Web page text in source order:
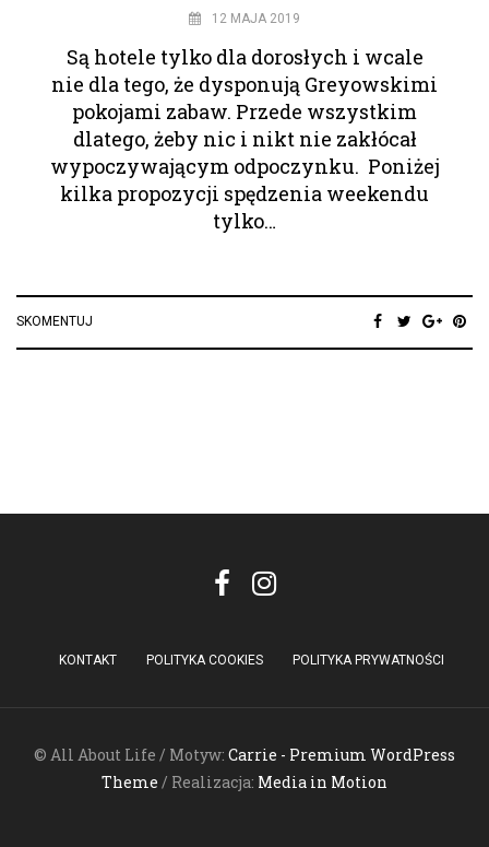
12 MAJA 2019
Są hotele tylko dla dorosłych i wcale
nie dla tego, że dysponują Greyowskimi
pokojami zabaw. Przede wszystkim
dlatego, żeby nic i nikt nie zakłócał
wypoczywającym odpoczynku. Poniżej
kilka propozycji spędzenia weekendu
tylko…
SKOMENTUJ
KONTAKT POLITYKA COOKIES POLITYKA PRYWATNOŚCI
© All About Life / Motyw: Carrie - Premium WordPress
Theme / Realizacja: Media in Motion